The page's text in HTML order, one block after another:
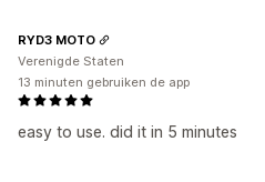
easy to use. did it in 5 minutes
RYD3 MOTO
Verenigde Staten
13 minuten gebruiken de app